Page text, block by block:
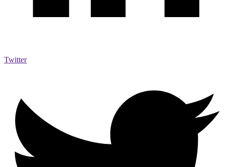
Twitter